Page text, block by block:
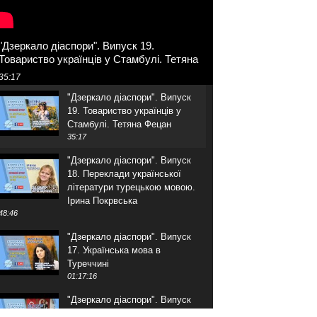
діаспори". Випуск 19.
українців у Стамбулі. Тетяна
Фецан
"Дзеркало діаспори". Випуск
19. Товариство українців у
Стамбулі. Тетяна Фецан
35:17
"Дзеркало діаспори". Випуск
18. Переклади української
літератури турецькою мовою.
Ірина Покрвська
"Дзеркало діаспори". Випуск
17. Українська мова в
Туреччині
01:17:16
"Дзеркало діаспори". Випуск